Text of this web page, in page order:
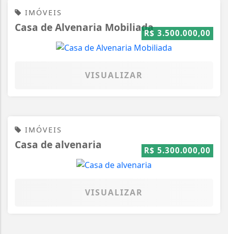
IMÓVEIS
Casa de Alvenaria MobiliadaR$ 3.500.000,00
VISUALIZAR
IMÓVEIS
Casa de alvenaria R$ 5.300.000,00
VISUALIZAR